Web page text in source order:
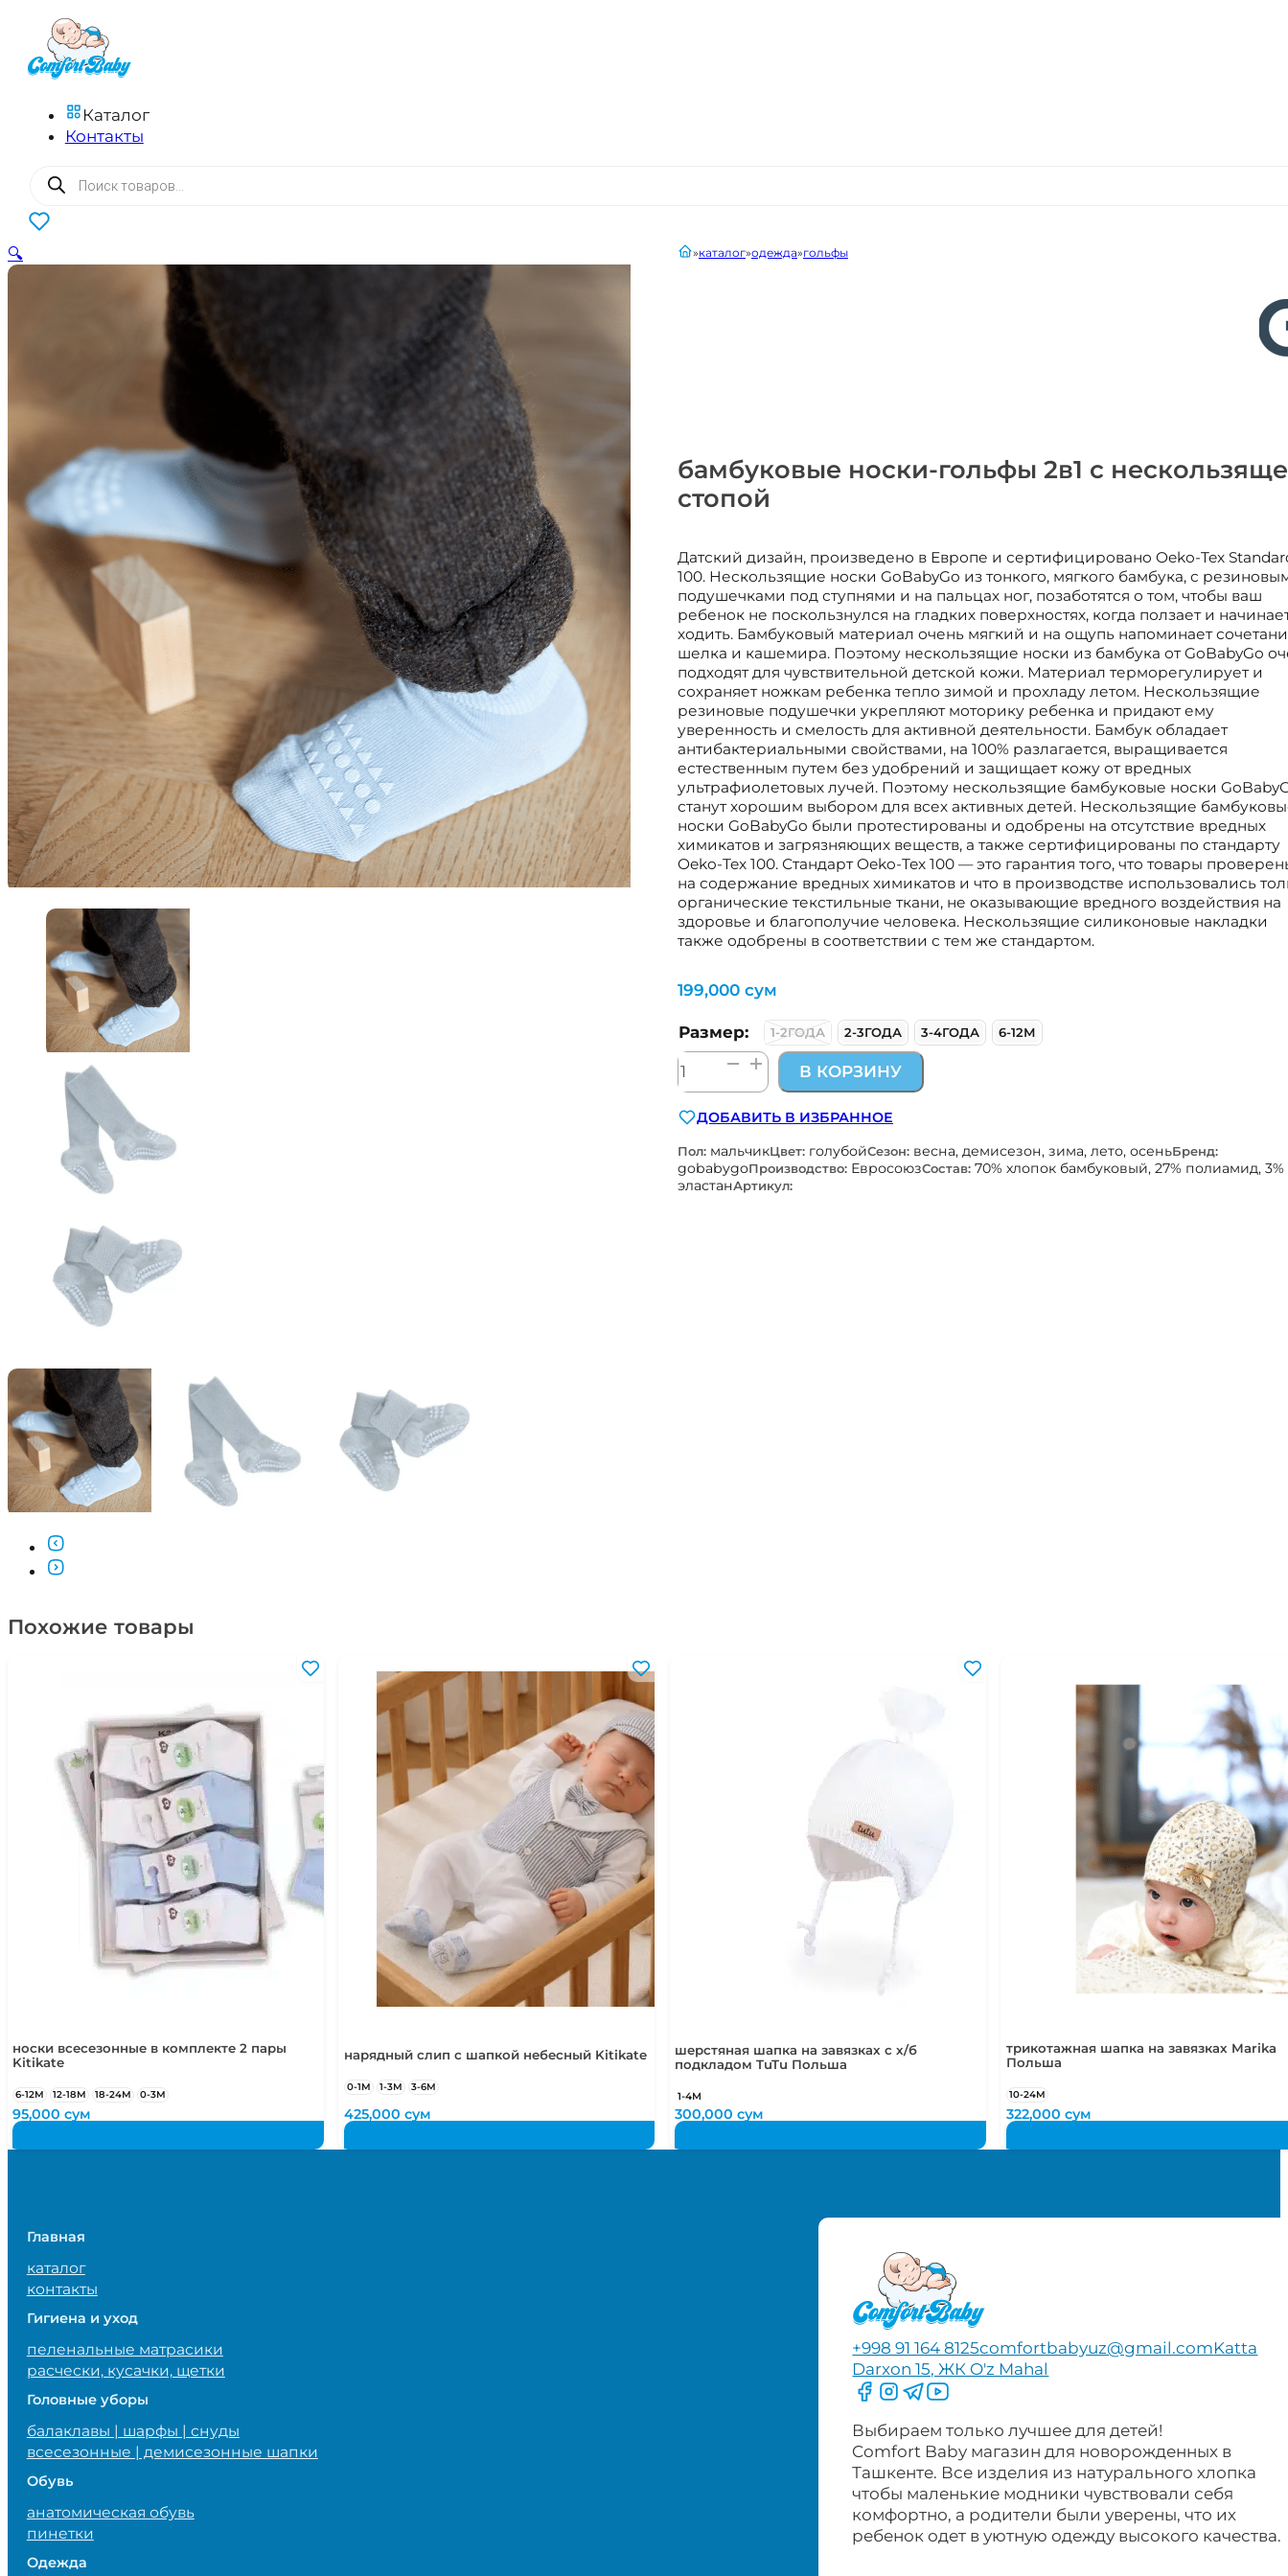
Каталог
Контакты
Поиск
товаров
0
бамбуковые носки-гольфы 2в1 с
стопой
Датский дизайн, произведено в Европе и сертифицировано Oeko-Tex
100. Нескользящие носки GoBabyGo из тонкого, мягкого бамбука, с
подушечками под ступнями и на пальцах ног, позаботятся о том, чтобы ваш
ребенок не поскользнулся на гладких поверхностях, когда ползает и
ходить. Бамбуковый материал очень мягкий и на ощупь напоминает
шелка и кашемира. Поэтому нескользящие носки из бамбука от GoBabyGo
подходят для чувствительной детской кожи. Материал терморегулирует и
сохраняет ножкам ребенка тепло зимой и прохладу летом. Нескользящие
резиновые подушечки укрепляют моторику ребенка и придают ему
уверенность и смелость для активной деятельности. Бамбук обладает
антибактериальными свойствами, на 100% разлагается, выращивается
естественным путем без удобрений и защищает кожу от вредных
ультрафиолетовых лучей. Поэтому нескользящие бамбуковые носки
станут хорошим выбором для всех активных детей. Нескользящие
носки GoBabyGo были протестированы и одобрены на отсутствие вредных
химикатов и загрязняющих веществ, а также сертифицированы по стандарту
Oeko-Tex 100. Стандарт Oeko-Tex 100 — это гарантия того, что товары
на содержание вредных химикатов и что в производстве использовались
органические текстильные ткани, не оказывающие вредного воздействия на
здоровье и благополучие человека. Нескользящие силиконовые накладки
также одобрены в соответствии с тем же стандартом.
главнаякаталог одежда гольфы
199,000 сум
Размер: 1-2ГОДА 2-3ГОДА 3-4ГОДА 6-12М
Количество
товара
носки-
гольфы
2в1
с
В КОРЗИНУ
ДОБАВИТЬ В ИЗБРАННОЕ
Пол: мальчикЦвет: голубойСезон: весна, демисезон, зима, лето, осеньБренд:
gobabygoПроизводство: ЕвросоюзСостав: 70% хлопок бамбуковый, 27% полиамид, 3%
эластанАртикул:
🔍
Похожие товары
носки всесезонные в комплекте 2 пары
Kitikate
6-12М 12-18М 18-24М 0-3М
95,000сум
нарядный слип с шапкой небесный Kitikate
0-1М 1-3М 3-6М
425,000 сум
шерстяная шапка на завязках с х/б
подкладом TuTu Польша
1-4М
300,000сум
трикотажная шапка на завязках Marika
Польша
10-24М
322,000 сум
Главная
каталог
контакты
Гигиена и уход
пеленальные матрасики
расчески, кусачки, щетки
Головные уборы
балаклавы | шарфы | снуды
всесезонные | демисезонные шапки
Обувь
анатомическая обувь
пинетки
Одежда
+998 91 164 8125comfortbabyuz@gmail.comKatta
Darxon 15, ЖК O'z Mahal
Следите за нами на Facebook
Следите за нами в Instagram
Следите за нами в Telegram
Следите за нами в YouTube
Выбираем только лучшее для детей!
Comfort Baby магазин для новорожденных в
Ташкенте. Все изделия из натурального хлопка
чтобы маленькие модники чувствовали себя
комфортно, а родители были уверены, что их
ребенок одет в уютную одежду высокого качества.